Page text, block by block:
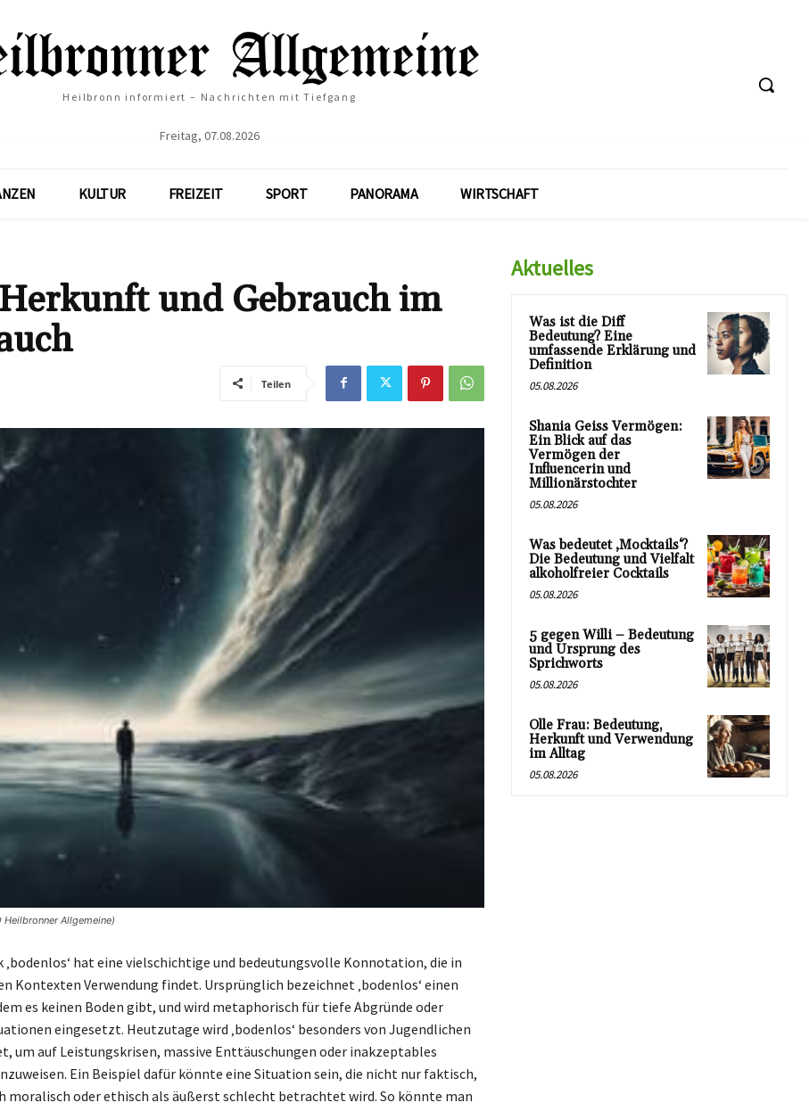
Heilbronn informiert – Nachrichten mit Tiefgang
Freitag, 07.08.2026
KULTUR FREIZEIT SPORT PANORAMA WIRTSCHAFT
und Gebrauch im
Teilen
Allgemeine)
‚bodenlos‘ hat eine vielschichtige und bedeutungsvolle Konnotation, die in
Kontexten Verwendung findet. Ursprünglich bezeichnet ‚bodenlos‘ einen
es keinen Boden gibt, und wird metaphorisch für tiefe Abgründe oder
eingesetzt. Heutzutage wird ‚bodenlos‘ besonders von Jugendlichen
um auf Leistungskrisen, massive Enttäuschungen oder inakzeptables
Ein Beispiel dafür könnte eine Situation sein, die nicht nur faktisch,
moralisch oder ethisch als äußerst schlecht betrachtet wird. So könnte man
Aktuelles
Was ist die Diff
Bedeutung? Eine
umfassende Erklärung und
Definition
05.08.2026
Shania Geiss Vermögen:
Ein Blick auf das
Vermögen der
Influencerin und
Millionärstochter
05.08.2026
Was bedeutet ‚Mocktails‘?
Die Bedeutung und Vielfalt
alkoholfreier Cocktails
05.08.2026
5 gegen Willi – Bedeutung
und Ursprung des
Sprichworts
05.08.2026
Olle Frau: Bedeutung,
Herkunft und Verwendung
im Alltag
05.08.2026